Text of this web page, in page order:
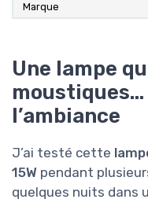
Marque
Une lampe
moustiques…
l’ambiance
J’ai testé cette
15W pendant
quelques nuits dans